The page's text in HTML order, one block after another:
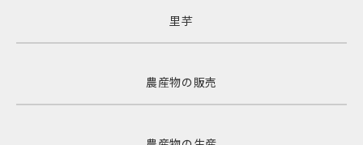
里芋
農産物の販売